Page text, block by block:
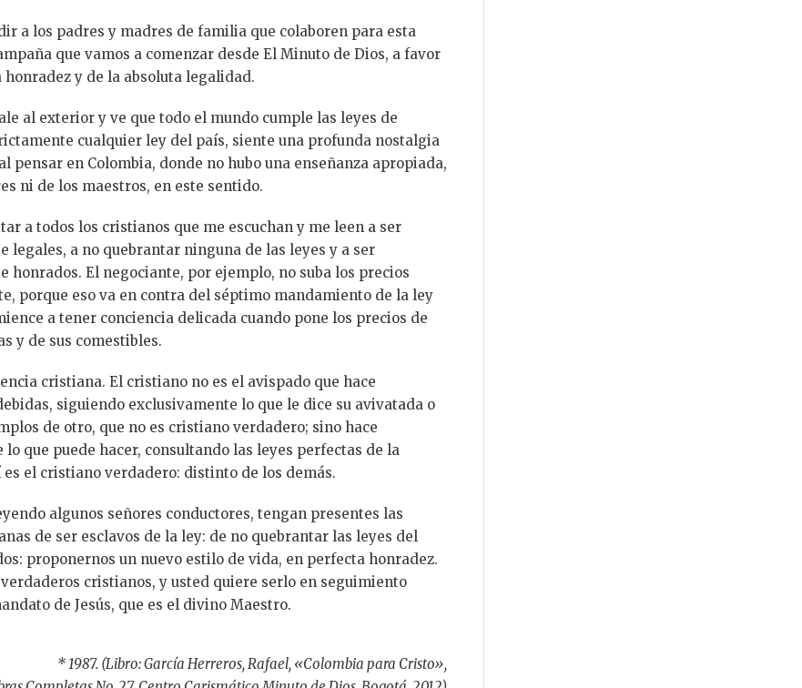
a los padres y madres de familia que colaboren para esta
que vamos a comenzar desde El Minuto de Dios, a favor
honradez y de la absoluta legalidad.
al exterior y ve que todo el mundo cumple las leyes de
cualquier ley del país, siente una profunda nostalgia
pensar en Colombia, donde no hubo una enseñanza apropiada,
ni de los maestros, en este sentido.
a todos los cristianos que me escuchan y me leen a ser
legales, a no quebrantar ninguna de las leyes y a ser
honrados. El negociante, por ejemplo, no suba los precios
porque eso va en contra del séptimo mandamiento de la ley
a tener conciencia delicada cuando pone los precios de
y de sus comestibles.
cristiana. El cristiano no es el avispado que hace
siguiendo exclusivamente lo que le dice su avivatada o
de otro, que no es cristiano verdadero; sino hace
que puede hacer, consultando las leyes perfectas de la
es el cristiano verdadero: distinto de los demás.
algunos señores conductores, tengan presentes las
de ser esclavos de la ley: de no quebrantar las leyes del
proponernos un nuevo estilo de vida, en perfecta honradez.
cristianos, y usted quiere serlo en seguimiento
de Jesús, que es el divino Maestro.
* 1987. (Libro: García Herreros, Rafael, «Colombia para Cristo»,